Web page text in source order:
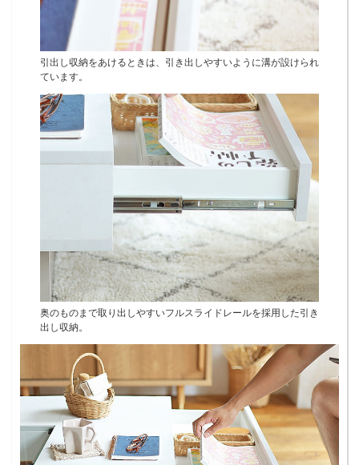
引出し収納をあけるときは、引き出しやすいように溝が設けられ
ています。
奥のものまで取り出しやすいフルスライドレールを採用した引き
出し収納。